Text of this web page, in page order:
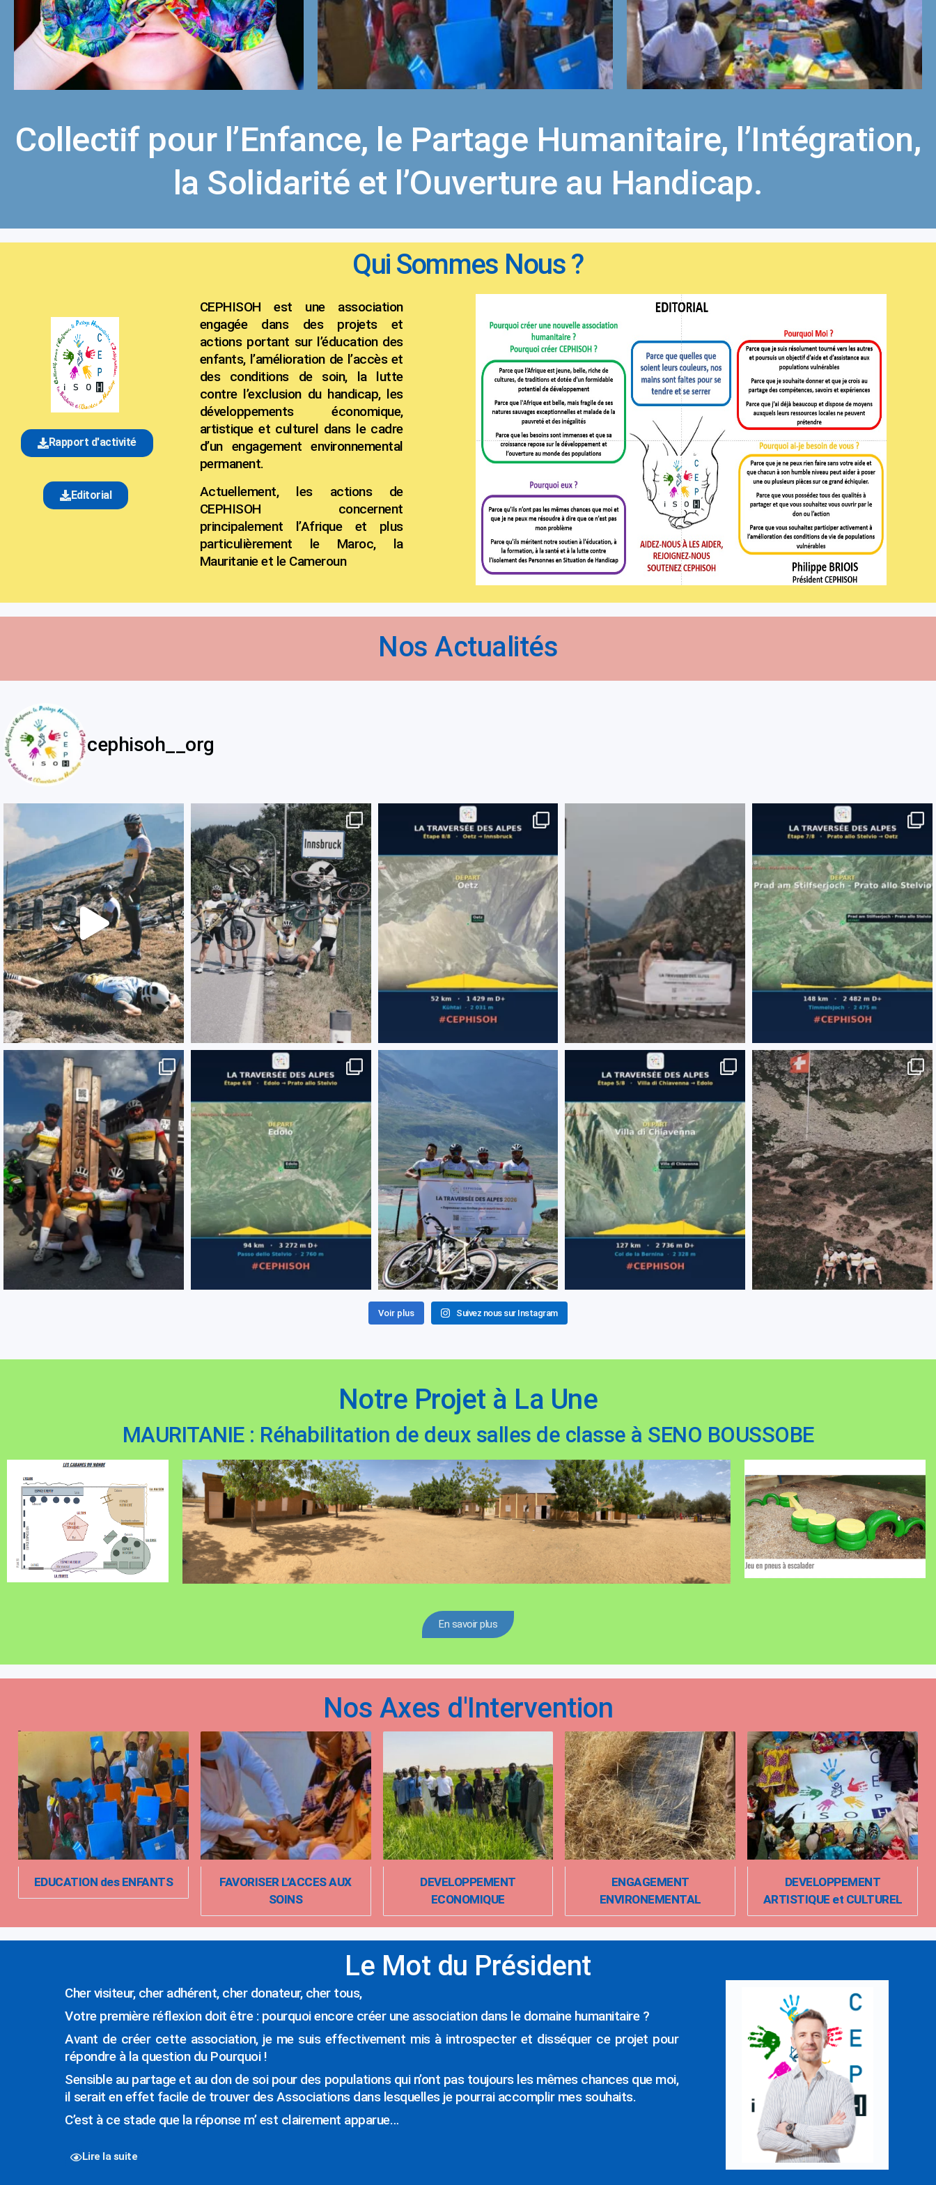
Collectif pour l’Enfance, le Partage Humanitaire, l’Intégration,
la Solidarité et l’Ouverture au Handicap.
Qui Sommes Nous ?
Rapport d'activité
Editorial
CEPHISOH est une association
engagée dans des projets et
actions portant sur l’éducation des
enfants, l’amélioration de l’accès et
des conditions de soin, la lutte
contre l’exclusion du handicap, les
développements économique,
artistique et culturel dans le cadre
d’un engagement environnemental
permanent.
Actuellement, les actions de
CEPHISOH concernent
principalement l’Afrique et plus
particulièrement le Maroc, la
Mauritanie et le Cameroun
Nos Actualités
cephisoh__org
Voir plus Suivez nous sur Instagram
Notre Projet à La Une
MAURITANIE : Réhabilitation de deux salles de classe à SENO BOUSSOBE
En savoir plus
Nos Axes d'Intervention
EDUCATION des ENFANTS
FAVORISER L’ACCES AUX
SOINS
DEVELOPPEMENT
ECONOMIQUE
ENGAGEMENT
ENVIRONEMENTAL
DEVELOPPEMENT
ARTISTIQUE et CULTUREL
Le Mot du Président
Cher visiteur, cher adhérent, cher donateur, cher tous,
Votre première réflexion doit être : pourquoi encore créer une association dans le domaine humanitaire ?
Avant de créer cette association, je me suis effectivement mis à introspecter et disséquer ce projet pour
répondre à la question du Pourquoi !
Sensible au partage et au don de soi pour des populations qui n’ont pas toujours les mêmes chances que moi,
il serait en effet facile de trouver des Associations dans lesquelles je pourrai accomplir mes souhaits.
C’est à ce stade que la réponse m’ est clairement apparue…
Lire la suite